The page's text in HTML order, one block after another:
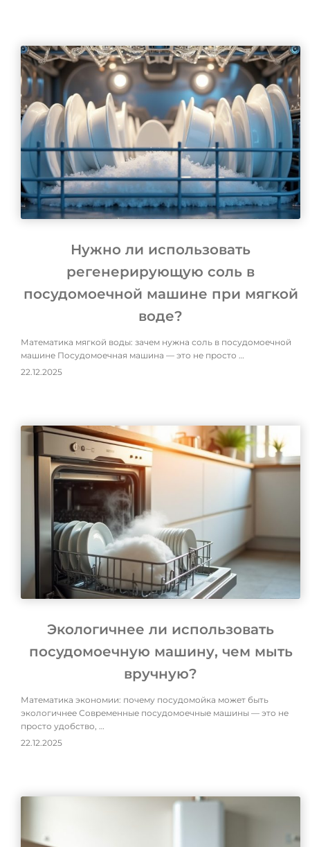
Нужно ли использовать
регенерирующую соль в
посудомоечной машине при мягкой
воде?
Математика мягкой воды: зачем нужна соль в посудомоечной
машине Посудомоечная машина — это не просто …
22.12.2025
Экологичнее ли использовать
посудомоечную машину, чем мыть
вручную?
Математика экономии: почему посудомойка может быть
экологичнее Современные посудомоечные машины — это не
просто удобство, …
22.12.2025